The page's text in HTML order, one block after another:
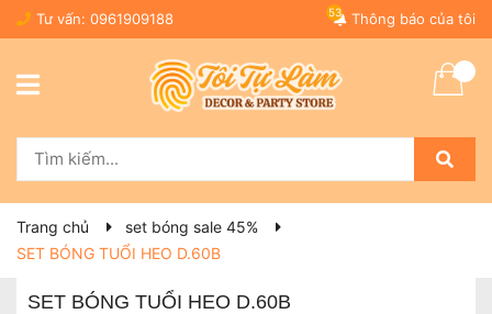
Tư vấn: 0961909188 Thông báo của tôi
53
Trang chủ
set bóng sale 45%
SET BÓNG TUỔI HEO D.60B
SET BÓNG TUỔI HEO D.60B